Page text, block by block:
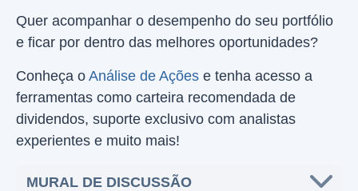
Quer acompanhar o desempenho do seu portfólio
e ficar por dentro das melhores oportunidades?
Conheça o Análise de Ações e tenha acesso a
ferramentas como carteira recomendada de
dividendos, suporte exclusivo com analistas
experientes e muito mais!
MURAL DE DISCUSSÃO